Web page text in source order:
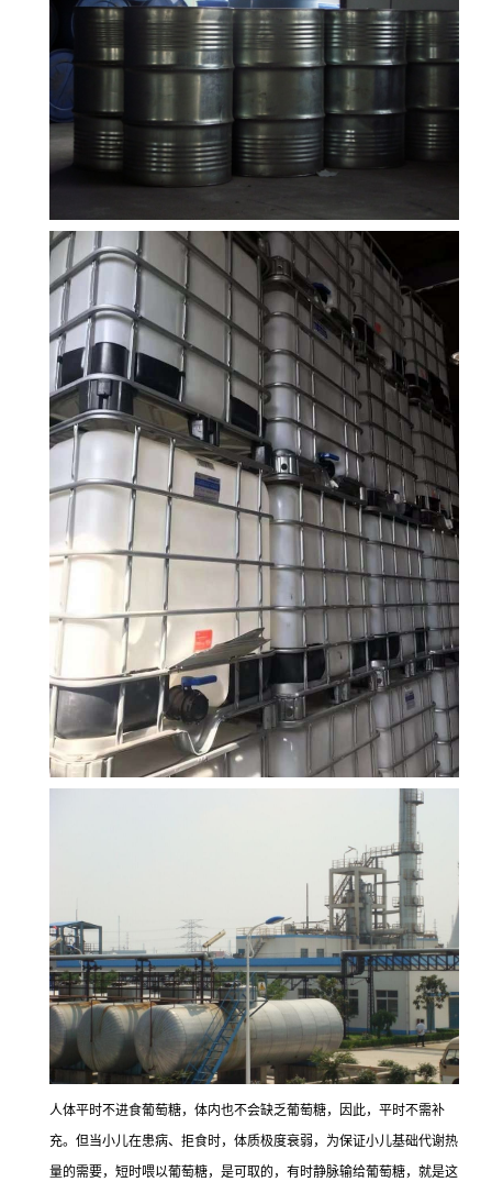
人体平时不进食葡萄糖，体内也不会缺乏葡萄糖，因此，平时不需补
充。但当小儿在患病、拒食时，体质极度衰弱，为保证小儿基础代谢热
量的需要，短时喂以葡萄糖，是可取的，有时静脉输给葡萄糖，就是这